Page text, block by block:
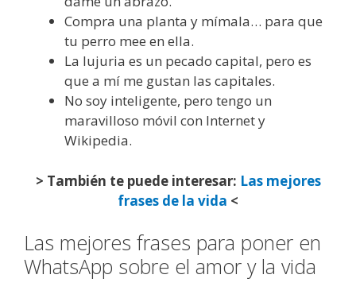
Compra una planta y mímala… para que
tu perro mee en ella.
La lujuria es un pecado capital, pero es
que a mí me gustan las capitales.
No soy inteligente, pero tengo un
maravilloso móvil con Internet y
Wikipedia.
> También te puede interesar: Las mejores
frases de la vida <
Las mejores frases para poner en
WhatsApp sobre el amor y la vida